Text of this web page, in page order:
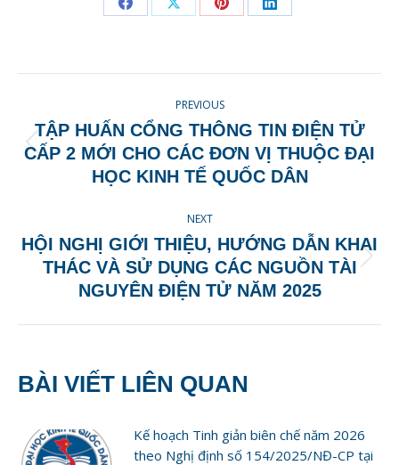
Share Share Share Share
NAVIGATION
PREVIOUS
Previous
post:
TẬP HUẤN CỔNG THÔNG TIN ĐIỆN TỬ
CẤP 2 MỚI CHO CÁC ĐƠN VỊ THUỘC ĐẠI
HỌC KINH TẾ QUỐC DÂN
NEXT
Next
post:
HỘI NGHỊ GIỚI THIỆU, HƯỚNG DẪN KHAI
THÁC VÀ SỬ DỤNG CÁC NGUỒN TÀI
NGUYÊN ĐIỆN TỬ NĂM 2025
BÀI VIẾT LIÊN QUAN
Kế hoạch Tinh giản biên chế năm 2026
theo Nghị định số 154/2025/NĐ-CP tại